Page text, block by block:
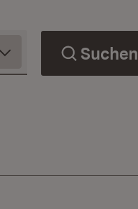
Suchen